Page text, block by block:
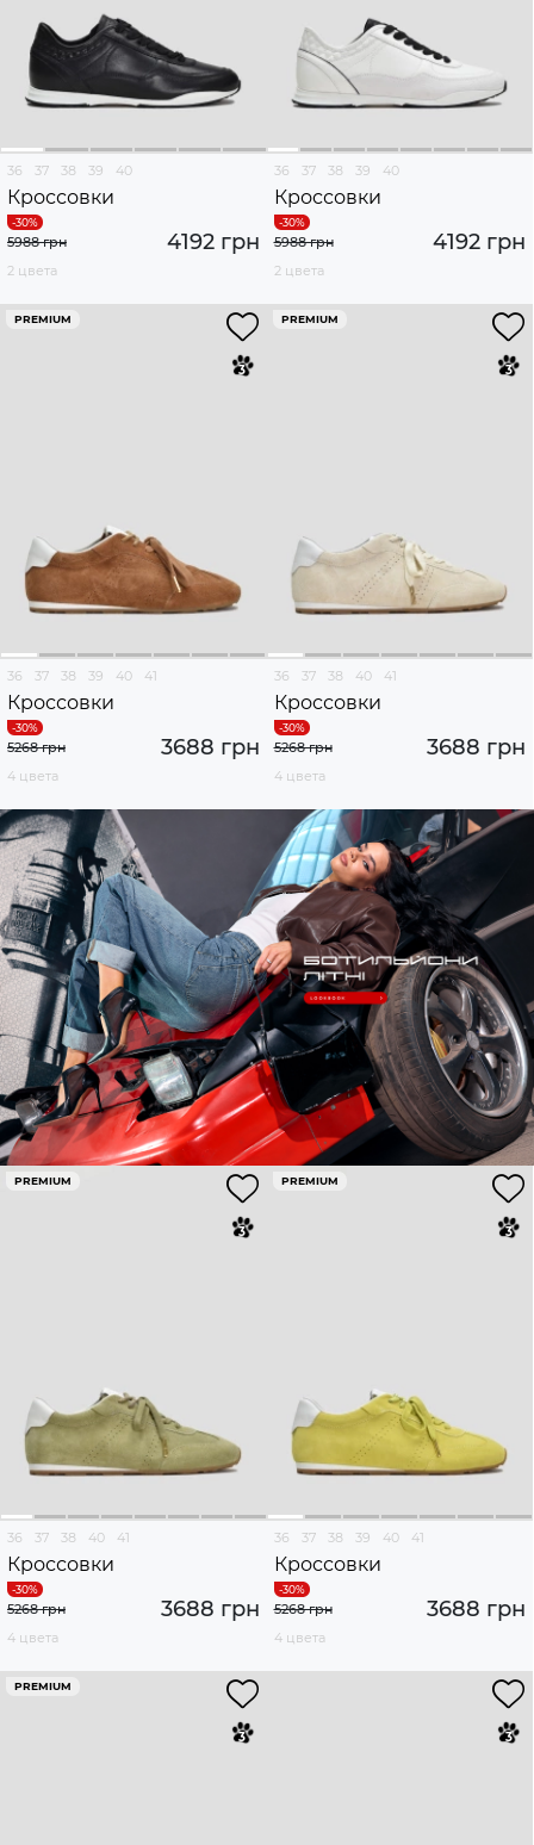
36 37 38 39 40
Кроссовки
4192 грн
5988 грн
2 цвета
36 37 38 39 40
Кроссовки
4192 грн
5988 грн
2 цвета
PREMIUM
36 37 38 39 40 41
Кроссовки
3688 грн
5268 грн
4 цвета
PREMIUM
36 37 38 40 41
Кроссовки
3688 грн
5268 грн
4 цвета
PREMIUM
36 37 38 40 41
Кроссовки
3688 грн
5268 грн
4 цвета
PREMIUM
36 37 38 39 40 41
Кроссовки
3688 грн
5268 грн
4 цвета
PREMIUM